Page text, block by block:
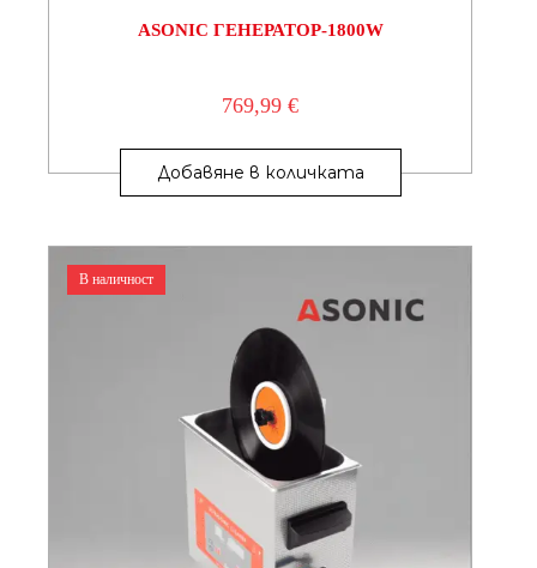
ASONIC ГЕНЕРАТОР-1800W
769,99€
Добавяне в количката
В наличност